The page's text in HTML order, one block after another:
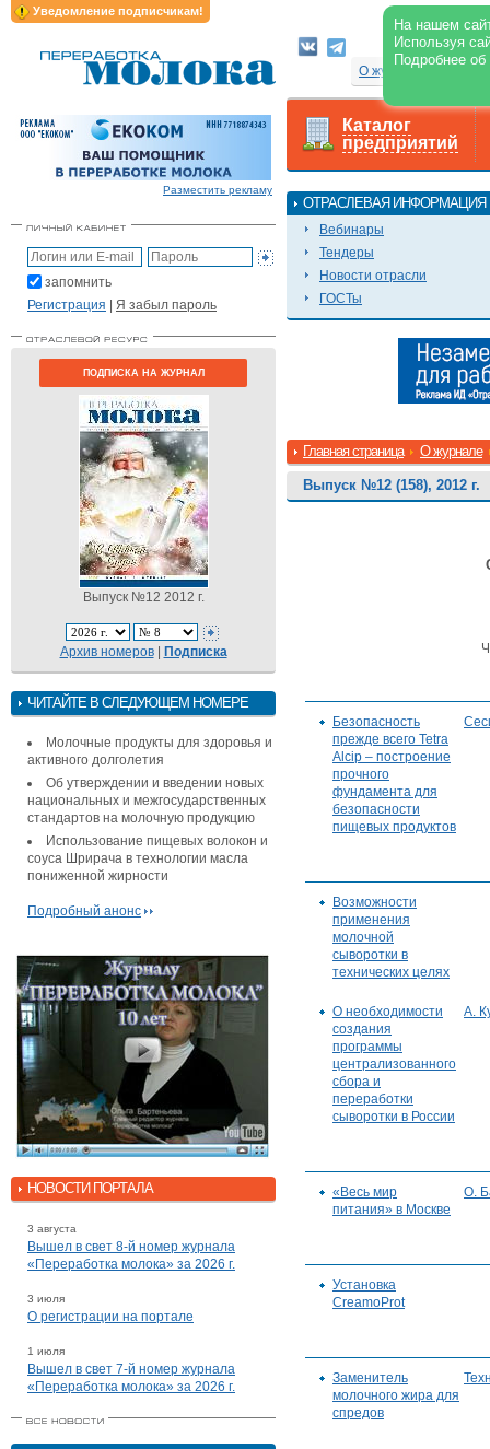
Уведомление подписчикам!
На нашем
Используя
Подробнее
О журнале
Разместить рекламу
запомнить
Регистрация | Я забыл пароль
ПОДПИСКА НА ЖУРНАЛ
Выпуск №12 2012 г.
Архив номеров| Подписка
ЧИТАЙТЕ В СЛЕДУЮЩЕМ НОМЕРЕ
Молочные продукты для здоровья и
активного долголетия
Об утверждении и введении новых
национальных и межгосударственных
стандартов на молочную продукцию
Использование пищевых волокон и
соуса Шрирача в технологии масла
пониженной жирности
Подробный анонс
НОВОСТИ ПОРТАЛА
3 августа
Вышел в свет 8-й номер журнала
«Переработка молока» за 2026 г.
3 июля
О регистрации на портале
1 июля
Вышел в свет 7-й номер журнала
«Переработка молока» за 2026 г.
Каталог
предприятий
ОТРАСЛЕВАЯ ИНФОРМАЦИЯ
Вебинары
Тендеры
Новости отрасли
ГОСТы
Главная страница О журнале
Выпуск №12 (158), 2012 г.
Безопасность
прежде всего Tetra
Alcip – построение
прочного
фундамента для
безопасности
пищевых продуктов
Возможности
применения
молочной
сыворотки в
технических целях
О необходимости
создания
программы
централизованного
сбора и
переработки
сыворотки в России
А.
«Весь мир
питания» в Москве
О.
Установка
СreamoProt
Заменитель
молочного жира для
спредов